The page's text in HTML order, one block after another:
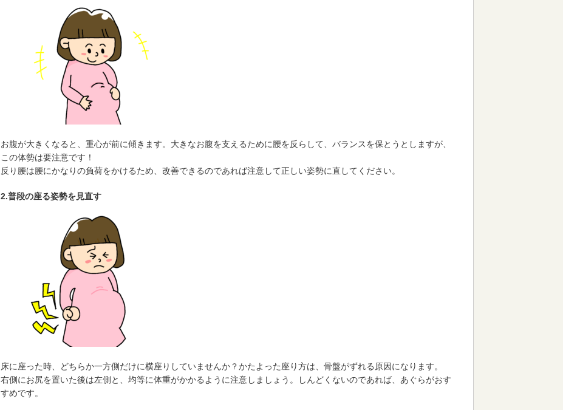
お腹が大きくなると、重心が前に傾きます。大きなお腹を支えるために腰を反らして、バランスを保とうとしますが、
この体勢は要注意です！
反り腰は腰にかなりの負荷をかけるため、改善できるのであれば注意して正しい姿勢に直してください。
2.普段の座る姿勢を見直す
床に座った時、どちらか一方側だけに横座りしていませんか？かたよった座り方は、骨盤がずれる原因になります。
右側にお尻を置いた後は左側と、均等に体重がかかるように注意しましょう。しんどくないのであれば、あぐらがおす
すめです。